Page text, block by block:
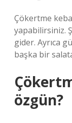
Çökertme
yapabilirsiniz.
gider. Ayrıca
başka bir
özgün?